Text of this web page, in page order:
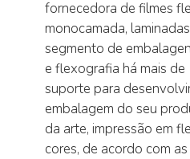
fornecedora de filmes
monocamada,
segmento de
e flexografia há mais
suporte para
embalagem do seu
da arte, impressão em
cores, de acordo com